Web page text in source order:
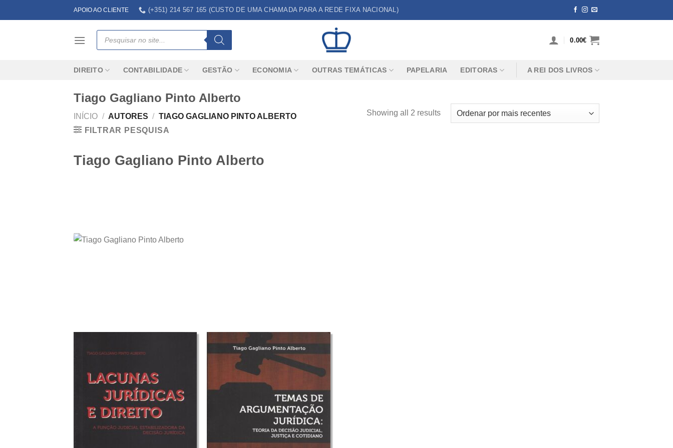
to
APOIO AO CLIENTE (+351) 214 567 165 (CUSTO DE UMA CHAMADA PARA A REDE FIXA NACIONAL)
Products
search
0.00€
DIREITO CONTABILIDADE GESTÃO ECONOMIA OUTRAS TEMÁTICAS PAPELARIA EDITORAS A REI DOS LIVROS
Tiago Gagliano Pinto Alberto
INÍCIO / AUTORES / TIAGO GAGLIANO PINTO ALBERTO
FILTRAR PESQUISA
Showing all 2 results
Tiago Gagliano Pinto Alberto